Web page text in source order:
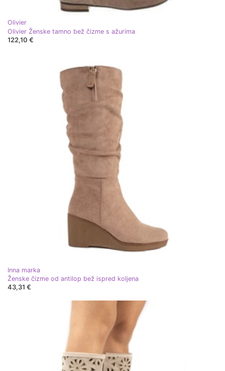
Olivier
Olivier Ženske tamno bež čizme s ažurima
122,10 €
Inna marka
Ženske čizme od antilop bež ispred koljena
43,31 €